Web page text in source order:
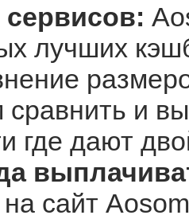
лучших
и
где дают
сайт